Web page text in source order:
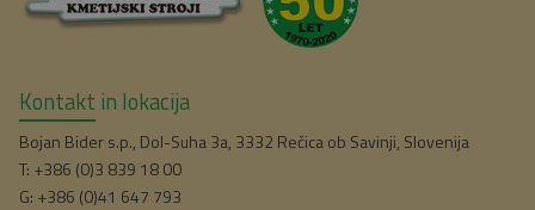
Kontakt in lokacija
Bojan Bider s.p., Dol-Suha 3a, 3332 Rečica ob Savinji, Slovenija
T: +386 (0)3 839 18 00
G: +386 (0)41 647 793